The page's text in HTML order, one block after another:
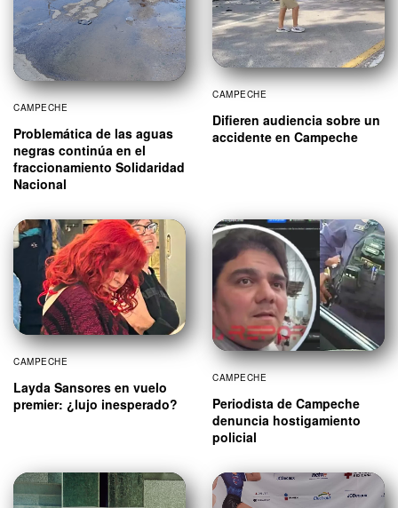
CAMPECHE
Problemática de las aguas
negras continúa en el
fraccionamiento Solidaridad
Nacional
CAMPECHE
Difieren audiencia sobre un
accidente en Campeche
CAMPECHE
Layda Sansores en vuelo
premier: ¿lujo inesperado?
CAMPECHE
Periodista de Campeche
denuncia hostigamiento
policial